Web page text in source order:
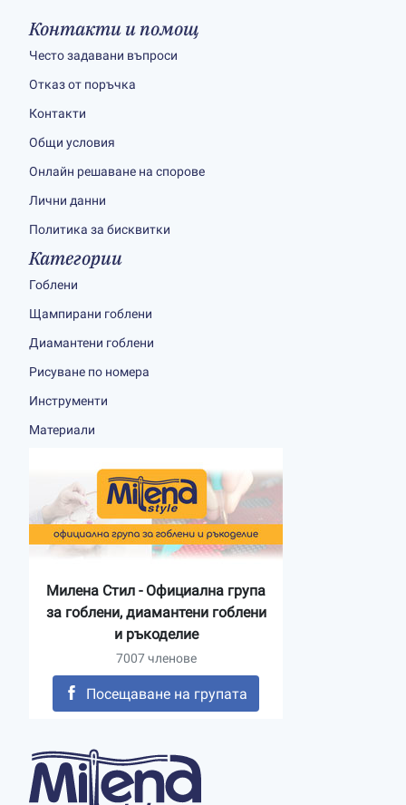
Контакти и помощ
Често задавани въпроси
Отказ от поръчка
Контакти
Общи условия
Онлайн решаване на спорове
Лични данни
Политика за бисквитки
Категории
Гоблени
Щампирани гоблени
Диамантени гоблени
Рисуване по номера
Инструменти
Материали
Милена Стил - Официална група
за гоблени, диамантени гоблени
и ръкоделие
7007 членове
Посещаване на групата